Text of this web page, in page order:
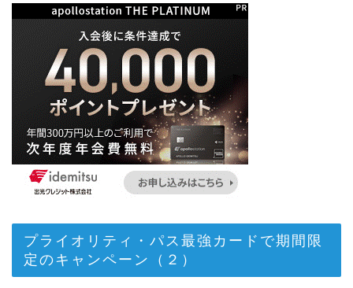
プライオリティ・パス最強カードで期間限
定のキャンペーン（２）